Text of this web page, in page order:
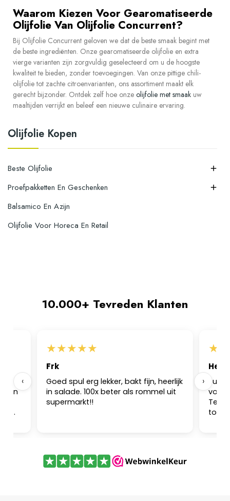
Olijfolie Kopen
Beste Olijfolie 
Proefpakketten En Geschenken 
Balsamico En Azijn
Olijfolie Voor Horeca En Retail
Waarom Kiezen Voor Gearomatiseerde
Olijfolie Van Olijfolie Concurrent?
Bij Olijfolie Concurrent geloven we dat de beste smaak begint met
de beste ingrediënten. Onze gearomatiseerde olijfolie en extra
vierge varianten zijn zorgvuldig geselecteerd om u de hoogste
kwaliteit te bieden, zonder toevoegingen. Van onze pittige chili-
olijfolie tot zachte citroenvarianten, ons assortiment maakt elk
gerecht bijzonder. Ontdek zelf hoe onze olijfolie met smaak uw
maaltijden verrijkt en beleef een nieuwe culinaire ervaring.
10.000+ Tevreden Klanten
‹
en
om
★★★★★
Frk
Goed spul erg lekker, bakt fijn, heerlijk
in salade. 100x beter als rommel uit
supermarkt!!
★
voor
›